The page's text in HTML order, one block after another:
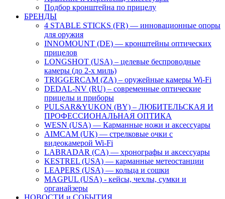
Подбор кронштейна по прицелу
БРЕНДЫ
4 STABLE STICKS (FR) — инновационные опоры
для оружия
INNOMOUNT (DE) — кронштейны оптических
прицелов
LONGSHOT (USA) – целевые беспроводные
камеры (до 2-х миль)
TRIGGERCAM (ZA) – оружейные камеры Wi-Fi
DEDAL-NV (RU) – современные оптические
прицелы и приборы
PULSAR&YUKON (BY) – ЛЮБИТЕЛЬСКАЯ И
ПРОФЕССИОНАЛЬНАЯ ОПТИКА
WESN (USA) — Карманные ножи и аксессуары
AIMCAM (UK) — стрелковые очки с
видеокамерой Wi-Fi
LABRADAR (CA) — хронографы и аксессуары
KESTREL (USA) — карманные метеостанции
LEAPERS (USA) — кольца и сошки
MAGPUL (USA) - кейсы, чехлы, сумки и
органайзеры
НОВОСТИ и СОБЫТИЯ